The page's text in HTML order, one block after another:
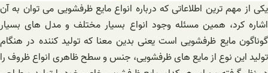
یکی از مهم ترین اطلاعاتی که درباره انواع مایع ظرفشویی می توان به آن
اشاره کرد، همین مسئله وجود انواع بسیار مختلف و مدل های بسیار
گوناگون مایع ظرفشویی است یعنی بدین معنا که تولید کننده در هنگام
تولید این نوع از مایع های ظرفشویی، جنس و سطح ظاهری انواع ظروف را